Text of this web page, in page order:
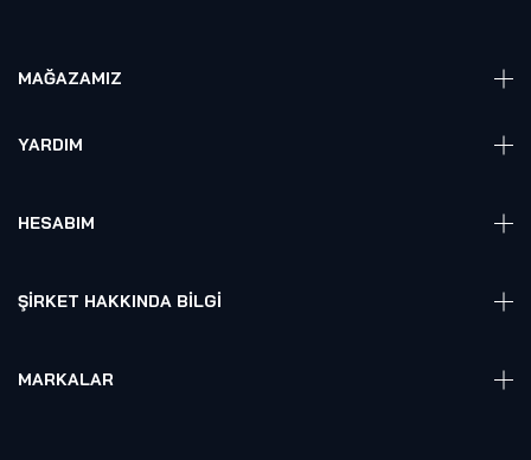
MAĞAZAMIZ
VR Ready PC
Elektronik
YARDIM
HESABIM
Sepet
ŞIRKET HAKKINDA BILGI
Referanslarımız
MARKALAR